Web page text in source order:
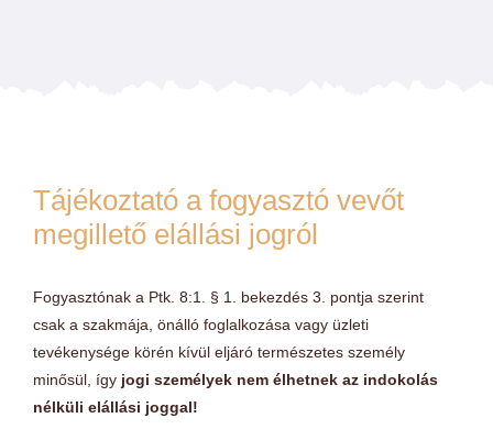
Charmshop Ajándékutalvány
Charmos Blog
Tájékoztató a fogyasztó vevőt
megillető elállási jogról
Fogyasztónak a Ptk. 8:1. § 1. bekezdés 3. pontja szerint
csak a szakmája, önálló foglalkozása vagy üzleti
tevékenysége körén kívül eljáró természetes személy
minősül, így jogi személyek nem élhetnek az indokolás
nélküli elállási joggal!